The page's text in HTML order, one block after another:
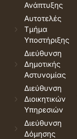
Ανάπτυξης
Αυτοτελές
Τμήμα
Υποστήριξης
Διεύθυνση
Δημοτικής
Αστυνομίας
Διεύθυνση
Διοικητικών
Υπηρεσιών
Διεύθυνση
Δόμησης